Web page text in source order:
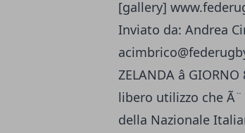
[gallery]
Inviato da: Andrea
ZELANDA â
libero utilizzo che
della Nazionale